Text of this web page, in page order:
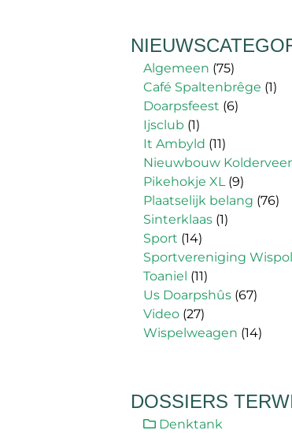
Algemeen (75)
Café Spaltenbrêge (1)
Doarpsfeest (6)
Ijsclub (1)
It Ambyld (11)
Nieuwbouw
Pikehokje XL(9)
Plaatselijk belang (76)
Sinterklaas (1)
Sport (14)
Sportvereniging
Toaniel (11)
Us Doarpshûs (67)
Video (27)
Wispelweagen (14)
DOSSIERS
Denktank